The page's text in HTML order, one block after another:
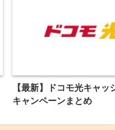
【最新】ドコモ光キャッ
キャンペーンまとめ